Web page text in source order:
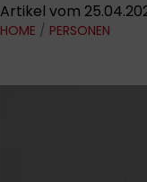
Artikel vom
HOME / PERSONEN